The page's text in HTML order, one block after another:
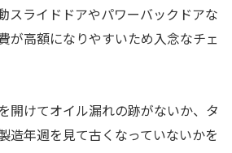
スライドドアやパワーバックドアな
が高額になりやすいため入念なチェ
開けてオイル漏れの跡がないか、タ
造年週を見て古くなっていないかを